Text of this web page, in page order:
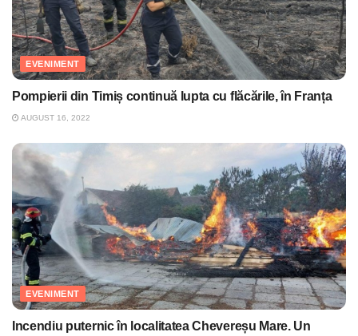
EVENIMENT
Pompierii din Timiș continuă lupta cu flăcările, în Franța
AUGUST 16, 2022
EVENIMENT
Incendiu puternic în localitatea Chevereșu Mare. Un